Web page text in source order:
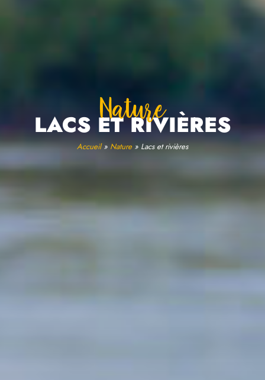
Nature
LACS ET RIVIÈRES
Accueil» Nature » Lacs et rivières